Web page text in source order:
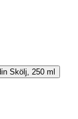
Skölj, 250 ml